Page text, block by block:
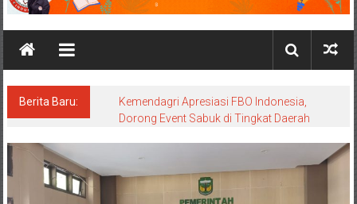
Berita Baru:
Kemendagri Apresiasi FBO Indonesia,
Dorong Event Sabuk di Tingkat Daerah